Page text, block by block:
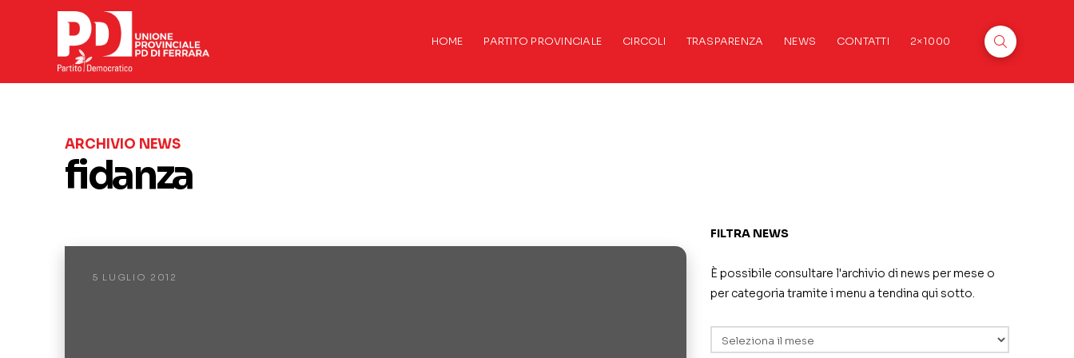
HOME PARTITO PROVINCIALE CIRCOLI TRASPARENZA NEWS CONTATTI 2×1000
ARCHIVIO NEWS
fidanza
5 LUGLIO 2012
FILTRA NEWS
È possibile consultare l'archivio di news per mese o
per categoria tramite i menu a tendina qui sotto.
Archivi